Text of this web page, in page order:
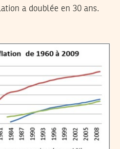
a doublée en 30 ans.